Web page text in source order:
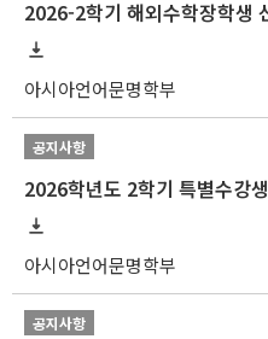
2026-2학기 해외수학장학생
아시아언어문명학부
공지사항
2026학년도 2학기 특별수강
아시아언어문명학부
공지사항